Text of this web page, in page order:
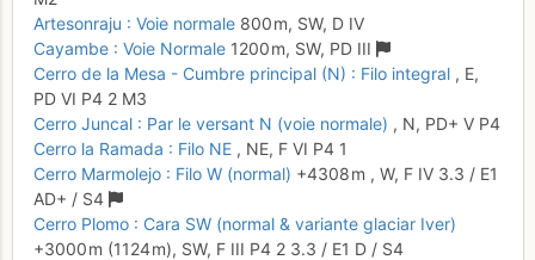
Artesonraju : Voie normale 800 m, SW, D IV
Cayambe : Voie Normale 1200 m, SW, PD III
Cerro de la Mesa - Cumbre principal (N) : Filo integral , E,
PD VI P4 2 M3
Cerro Juncal : Par le versant N (voie normale) , N, PD+ V P4
Cerro la Ramada : Filo NE , NE, F VI P4 1
Cerro Marmolejo : Filo W (normal) +4308 m , W, F IV 3.3 / E1
AD+ / S4
Cerro Plomo : Cara SW (normal & variante glaciar Iver)
+3000 m (1124 m), SW, F III P4 2 3.3 / E1 D / S4